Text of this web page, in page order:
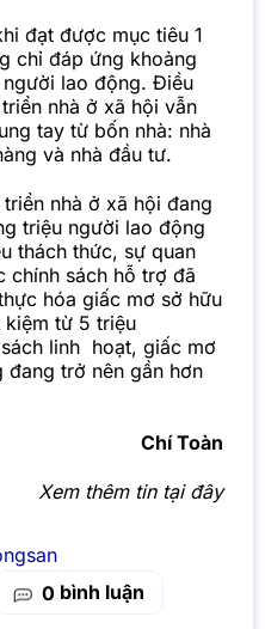
đạt được mục tiêu 1
chỉ đáp ứng khoảng
lao động. Điều
nhà ở xã hội vẫn
tay từ bốn nhà: nhà
và nhà đầu tư.
nhà ở xã hội đang
triệu người lao động
thách thức, sự quan
chính sách hỗ trợ đã
hóa giấc mơ sở hữu
từ 5 triệu
linh hoạt, giấc mơ
trở nên gần hơn
Chí Toàn
Xem thêm tin tại đây
0 bình luận